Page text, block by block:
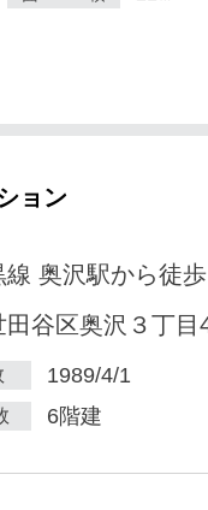
ョン
線 奥沢駅から徒
田谷区奥沢３丁目
1989/4/1
6階建